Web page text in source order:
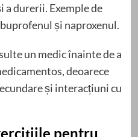
a durerii. Exemple de
și naproxenul.
un medic înainte de a
deoarece
și interacțiuni cu
pentru